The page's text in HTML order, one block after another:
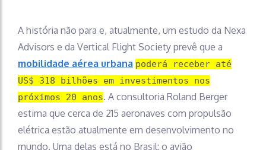
A história não para e, atualmente, um estudo da Nexa
Advisors e da Vertical Flight Society prevê que a
mobilidade aérea urbana poderá receber até
US$ 318 bilhões em investimentos nos
próximos 20 anos. A consultoria Roland Berger
estima que cerca de 215 aeronaves com propulsão
elétrica estão atualmente em desenvolvimento no
mundo. Uma delas está no Brasil: o avião